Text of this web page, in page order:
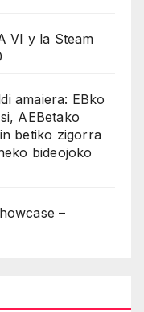
VI y la Steam
amaiera: EBko
AEBetako
betiko zigorra
bideojoko
–